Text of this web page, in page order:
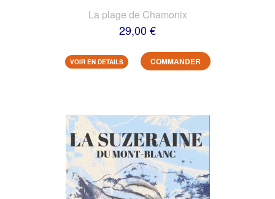
La plage de Chamonix
29,00 €
VOIR EN DETAILS COMMANDER